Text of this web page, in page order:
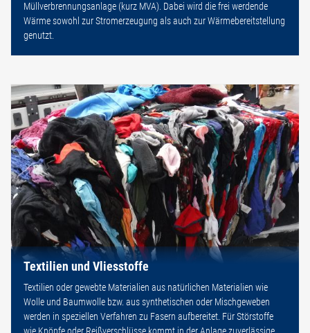
Müllverbrennungsanlage (kurz MVA). Dabei wird die frei werdende
Wärme sowohl zur Stromerzeugung als auch zur Wärmebereitstellung
genutzt.
Textilien und Vliesstoffe
Textilien oder gewebte Materialien aus natürlichen Materialien wie
Wolle und Baumwolle bzw. aus synthetischen oder Mischgeweben
werden in speziellen Verfahren zu Fasern aufbereitet. Für Störstoffe